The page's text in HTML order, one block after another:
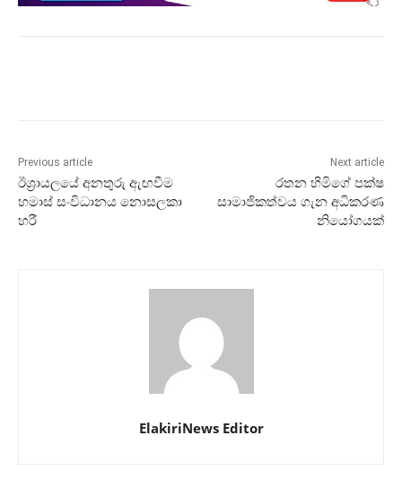
Previous article
ඊශ්‍රායලයේ අනතුරු ඇඟවීම
හමාස් සංවිධානය නොසලකා
හරී
Next article
රතන හිමිගේ පක්ෂ
සාමාජිකත්වය ගැන අධිකරණ
නියෝගයක්
ElakiriNews Editor